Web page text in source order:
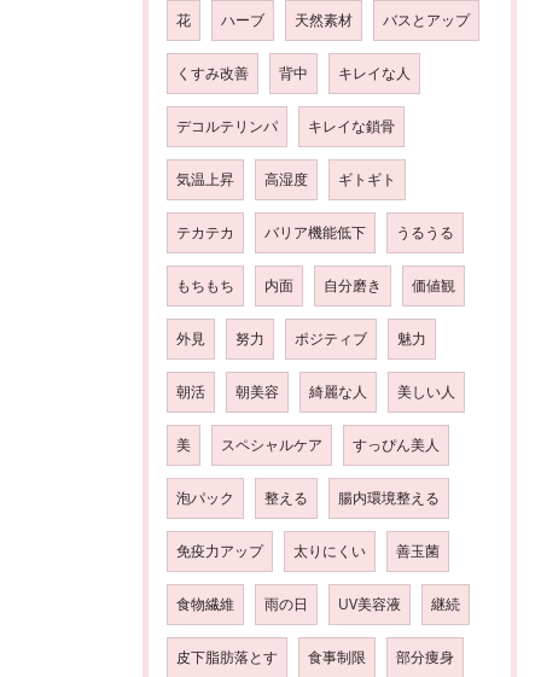
花 ハーブ 天然素材 バスとアップ
くすみ改善 背中 キレイな人
デコルテリンパ キレイな鎖骨
気温上昇 高湿度 ギトギト
テカテカ バリア機能低下 うるうる
もちもち 内面 自分磨き 価値観
外見 努力 ポジティブ 魅力
朝活 朝美容 綺麗な人 美しい人
美 スペシャルケア すっぴん美人
泡パック 整える 腸内環境整える
免疫力アップ 太りにくい 善玉菌
食物繊維 雨の日 UV美容液 継続
皮下脂肪落とす 食事制限 部分痩身